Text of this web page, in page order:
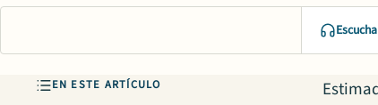
EN ESTE ARTÍCULO